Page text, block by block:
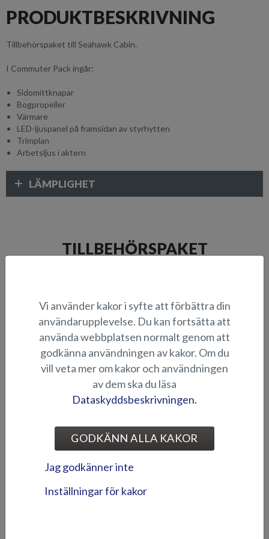
PRODUKTBESKRIVNING
Tillbehörspaket till Seahawk Cabin.
I Commuter Pack ingår:
Sidomittknapar
Bogpropeller
Värmare
LED-ljuspanel på framsidan av styrhytten
Trimplan
Arbetsljus i aktern
LÄMPLIGHET
TILLBEHÖRSPAKET
Comfort Pack - Beaver BR Comfort Pack - Eagle BR
Comfort Pack - Eagle BRX
Vi använder kakor i syfte att förbättra din
användarupplevelse. Du kan fortsätta att
använda webbplatsen normalt genom att
godkänna användningen av kakor. Om du
vill veta mer om kakor och användningen
av dem ska du läsa
Dataskyddsbeskrivningen.
GODKÄNN ALLA KAKOR
Jag godkänner inte
Inställningar för kakor